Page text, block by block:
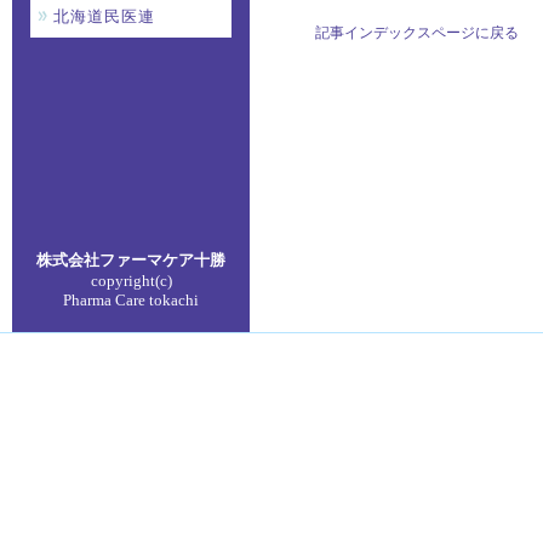
北海道民医連
記事インデックスページに戻る
株式会社ファーマケア十勝
copyright(c)
Pharma Care tokachi